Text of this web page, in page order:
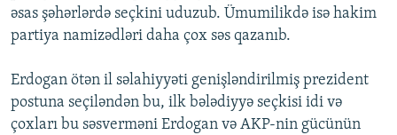
əsas şəhərlərdə seçkini uduzub. Ümumilikdə isə hakim
partiya namizədləri daha çox səs qazanıb.
Erdogan ötən il səlahiyyəti genişləndirilmiş prezident
postuna seçiləndən bu, ilk bələdiyyə seçkisi idi və
çoxları bu səsverməni Erdogan və AKP-nin gücünün